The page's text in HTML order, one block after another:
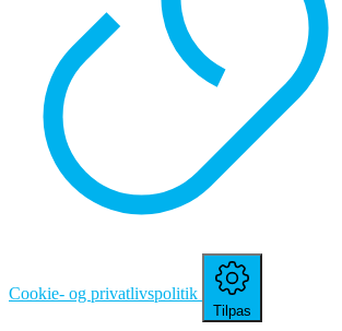
Cookie- og privatlivspolitik
Tilpas